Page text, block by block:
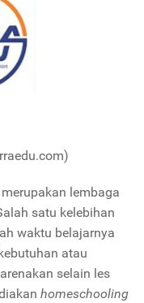
lembaga
satu kelebihan
waktu belajarnya
atau
selain les
homeschooling